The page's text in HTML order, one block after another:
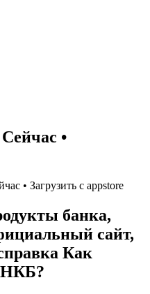
•
• Загрузить с appstore
банка,
сайт,
Как